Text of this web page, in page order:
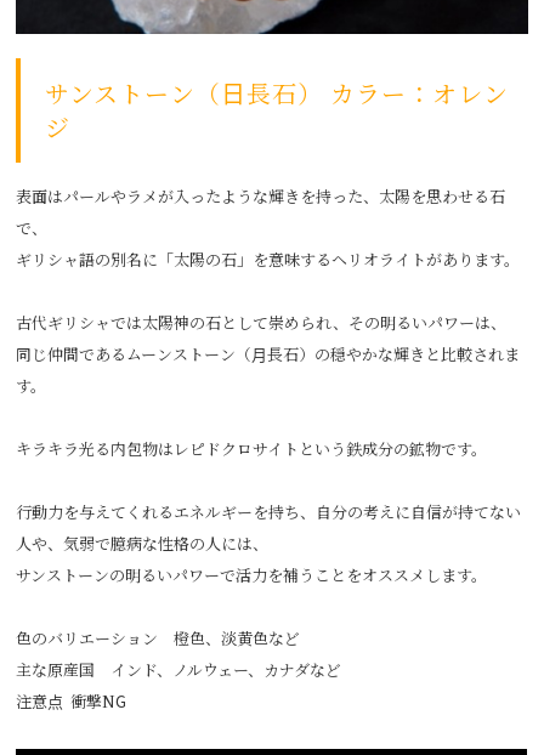
サンストーン（日長石） カラー：オレン
ジ
表面はパールやラメが入ったような輝きを持った、太陽を思わせる石
で、
ギリシャ語の別名に「太陽の石」を意味するヘリオライトがあります。
古代ギリシャでは太陽神の石として崇められ、その明るいパワーは、
同じ仲間であるムーンストーン（月長石）の穏やかな輝きと比較されま
す。
キラキラ光る内包物はレピドクロサイトという鉄成分の鉱物です。
行動力を与えてくれるエネルギーを持ち、自分の考えに自信が持てない
人や、気弱で臆病な性格の人には、
サンストーンの明るいパワーで活力を補うことをオススメします。
色のバリエーション 橙色、淡黄色など
主な原産国 インド、ノルウェー、カナダなど
注意点 衝撃NG